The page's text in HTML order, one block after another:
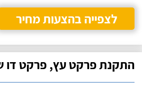
לצפייה בהצעות מחיר
התקנת פרקט עץ, פרקט דו